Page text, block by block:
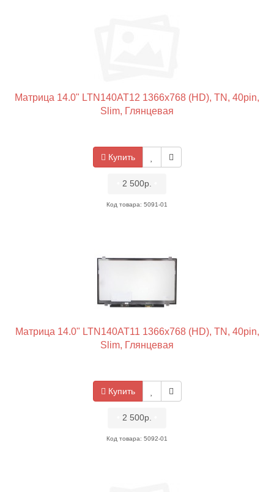
Матрица 14.0" LTN140AT12 1366x768 (HD), TN, 40pin,
Slim, Глянцевая
Купить
2 500р.
Код товара: 5091-01
Матрица 14.0" LTN140AT11 1366x768 (HD), TN, 40pin,
Slim, Глянцевая
Купить
2 500р.
Код товара: 5092-01